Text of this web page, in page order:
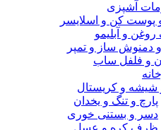
آشپزی
پوست کن و اسلایسر
و آبلیمو
دمنوش ساز و تمپر
و فلفل ساب
شیشه و کریستال
پارچ و تنگ و یخدان
دسر و بستنی خوری